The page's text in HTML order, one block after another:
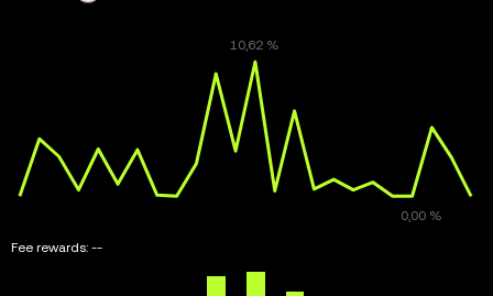
Fee rewards: --